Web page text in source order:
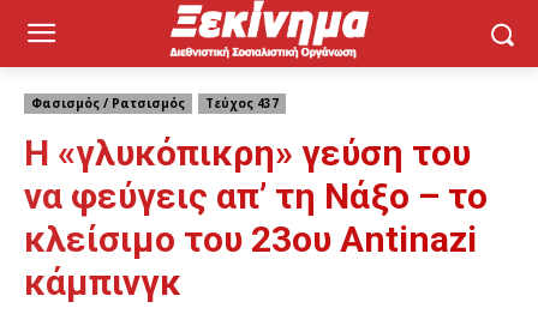
Φασισμός / Ρατσισμός Τεύχος 437
Η «γλυκόπικρη» γεύση του
να φεύγεις απ’ τη Νάξο – το
κλείσιμο του 23ου Antinazi
κάμπινγκ